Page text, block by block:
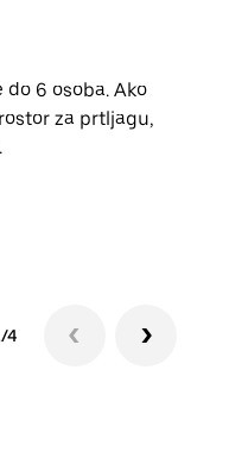
6 osoba. Ako
za prtljagu,
4